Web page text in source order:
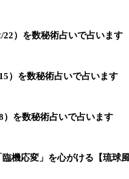
）を数秘術占いで占います
）を数秘術占いで占います
）を数秘術占いで占います
機応変」を心がける【琉球